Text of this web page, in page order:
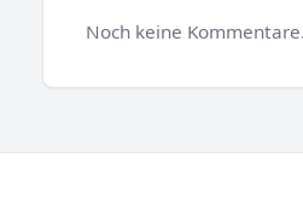
Noch keine Kommentare.